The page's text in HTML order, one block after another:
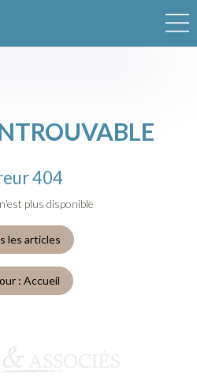
404
plus disponible
les articles
: Accueil